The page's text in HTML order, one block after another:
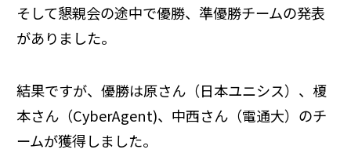
そして懇親会の途中で優勝、準優勝チームの発表
がありました。
結果ですが、優勝は原さん（日本ユニシス）、榎
本さん（CyberAgent)、中西さん（電通大）のチ
ームが獲得しました。